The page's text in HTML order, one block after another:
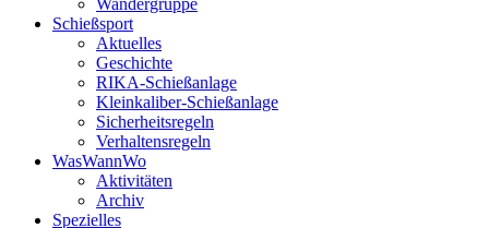
Wandergruppe
Schießsport
Aktuelles
Geschichte
RIKA-Schießanlage
Kleinkaliber-Schießanlage
Sicherheitsregeln
Verhaltensregeln
WasWannWo
Aktivitäten
Archiv
Spezielles